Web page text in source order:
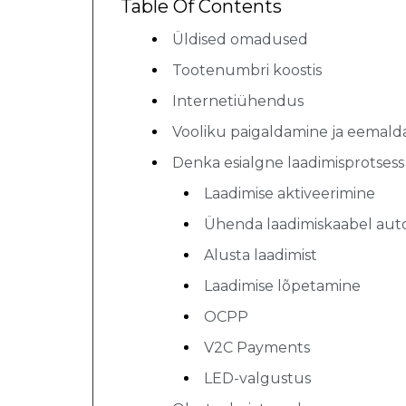
Table Of Contents
Üldised omadused
Tootenumbri koostis
Internetiühendus
Vooliku paigaldamine ja
Denka esialgne laadimisprotsess
Laadimise aktiveerimine
Ühenda laadimiskaabel
Alusta laadimist
Laadimise lõpetamine
OCPP
V2C Payments
LED-valgustus